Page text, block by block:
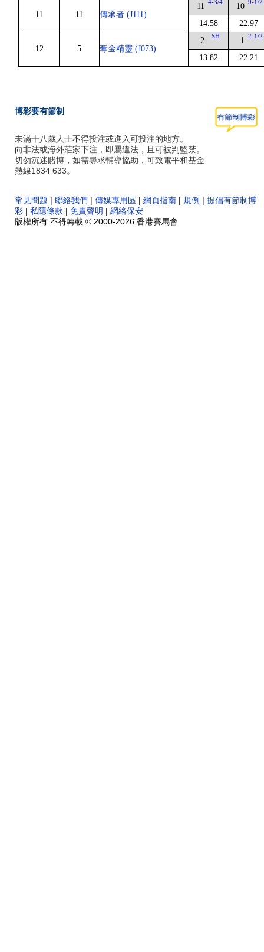
11 11 傳承者 (J111)
11 4-3/4
14.58
10 9-1/2
22.97
12 5 奪金精靈 (J073)
2 SH
13.82
1 2-1/2
22.21
博彩要有節制
未滿十八歲人士不得投注或進入可投注的地方。
向非法或海外莊家下注，即屬違法，且可被判監禁。
切勿沉迷賭博，如需尋求輔導協助，可致電平和基金
熱線1834 633。
常見問題 | 聯絡我們 | 傳媒專用區 | 網頁指南 | 規例 | 提倡有節制博
彩 | 私隱條款 | 免責聲明 | 網絡保安
版權所有 不得轉載 © 2000-2026 香港賽馬會